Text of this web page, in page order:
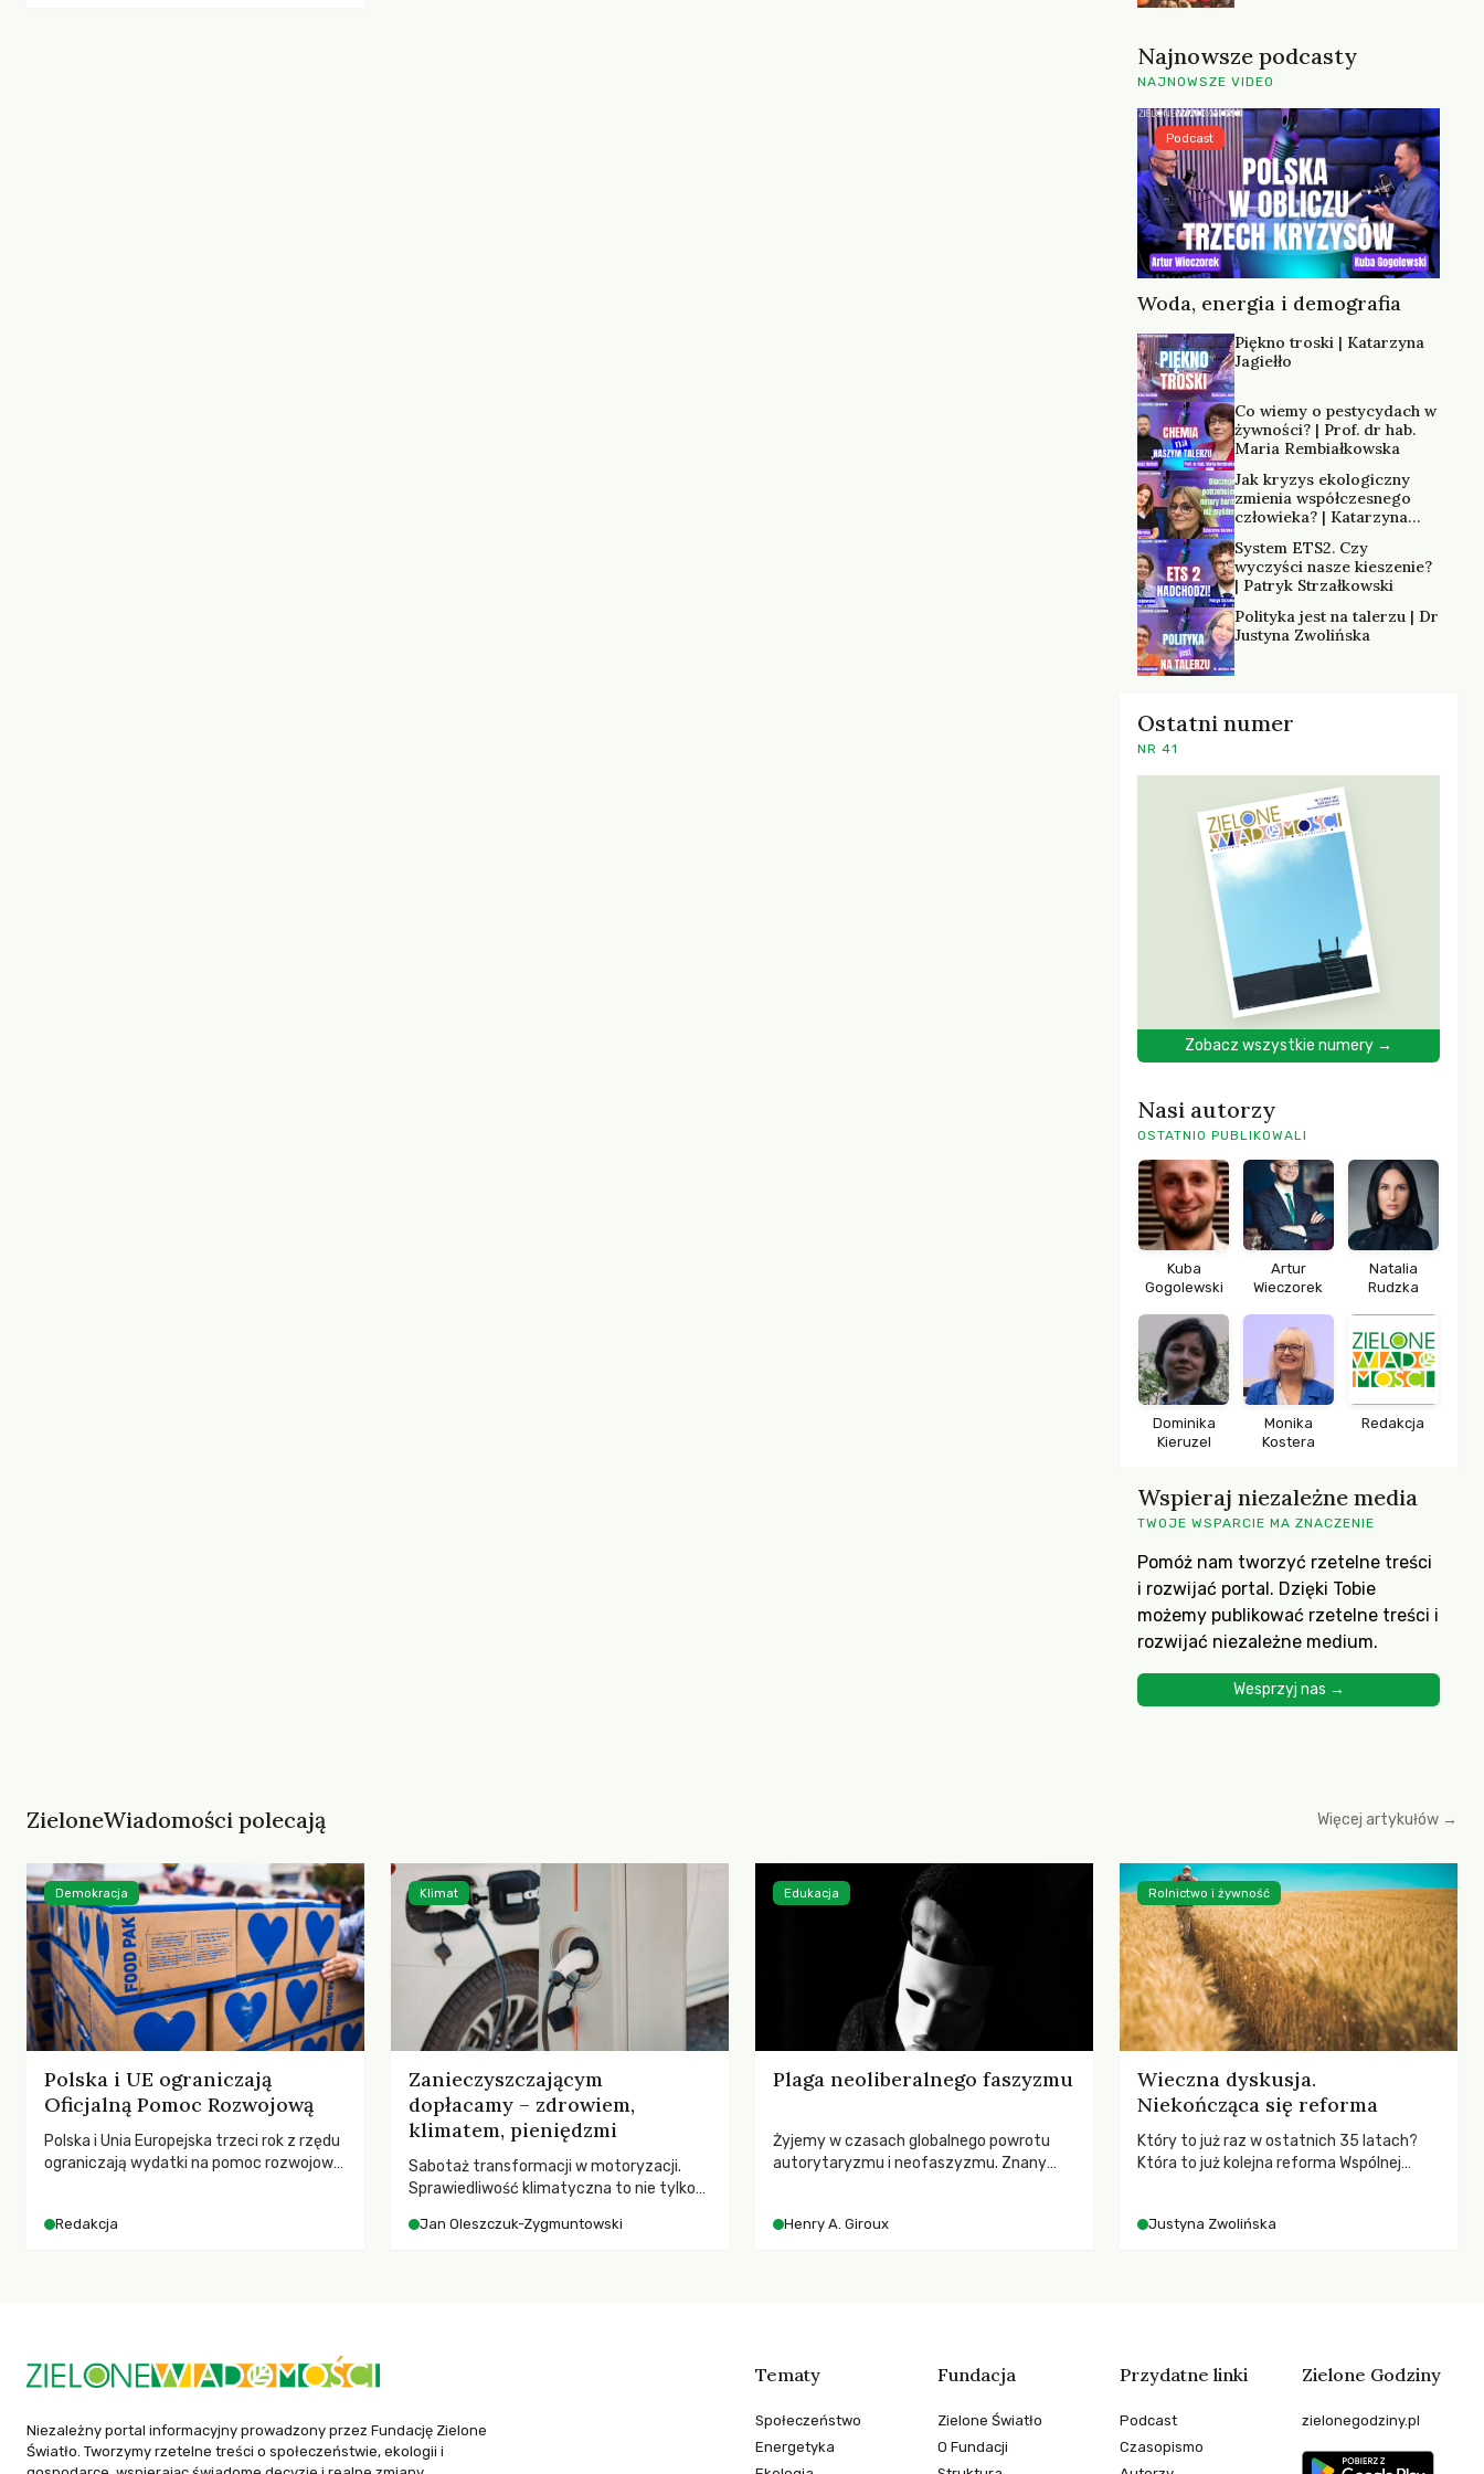
Najnowsze podcasty
NAJNOWSZE VIDEO
Woda, energia i demografia
Podcast
Piękno troski | Katarzyna
Jagiełło
Co wiemy o pestycydach w
żywności? | Prof. dr hab.
Maria Rembiałkowska
Jak kryzys ekologiczny
zmienia współczesnego
człowieka? | Katarzyna
System ETS2. Czy
wyczyści nasze kieszenie?
| Patryk Strzałkowski
Polityka jest na talerzu | Dr
Justyna Zwolińska
Ostatni numer
NR 41
Zobacz wszystkie numery →
Nasi autorzy
OSTATNIO PUBLIKOWALI
Kuba
Gogolewski
Artur
Wieczorek
Natalia
Rudzka
Dominika
Kieruzel
Monika
Kostera
Redakcja
Wspieraj niezależne media
TWOJE WSPARCIE MA ZNACZENIE
Pomóż nam tworzyć rzetelne treści
i rozwijać portal. Dzięki Tobie
możemy publikować rzetelne treści i
rozwijać niezależne medium.
Wesprzyj nas →
ZieloneWiadomości polecają Więcej artykułów →
Polska i UE ograniczają
Oficjalną Pomoc Rozwojową
Polska i Unia Europejska trzeci rok z rzędu
ograniczają wydatki na pomoc rozwojową
dla krajów najbardziej potrzebujących, a
Redakcja
Demokracja
Zanieczyszczającym
dopłacamy – zdrowiem,
klimatem, pieniędzmi
Sabotaż transformacji w motoryzacji.
Sprawiedliwość klimatyczna to nie tylko
ponosi konsekwencje globalnego
Jan Oleszczuk-Zygmuntowski
Klimat
Plaga neoliberalnego faszyzmu
Żyjemy w czasach globalnego powrotu
autorytaryzmu i neofaszyzmu. Znany
społeczeństwo. Czy współczesne
Henry A. Giroux
Edukacja
Wieczna dyskusja.
Niekończąca się reforma
Który to już raz w ostatnich 35 latach?
Która to już kolejna reforma Wspólnej
społeczne?
Justyna Zwolińska
Rolnictwo i żywność
Niezależny portal informacyjny prowadzony przez Fundację Zielone
Światło. Tworzymy rzetelne treści o społeczeństwie, ekologii i
Tematy
Społeczeństwo
Energetyka
Fundacja
Zielone Światło
O Fundacji
Przydatne linki
Podcast
Czasopismo
Zielone Godziny
zielonegodziny.pl